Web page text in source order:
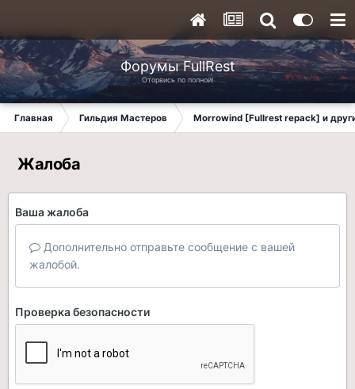
Форумы FullRest
Оторвись по полной!
Главная Гильдия Мастеров Morrowind [Fullrest repack] и
Жалоба
Ваша жалоба
Дополнительно отправьте сообщение с вашей
жалобой.
Проверка безопасности